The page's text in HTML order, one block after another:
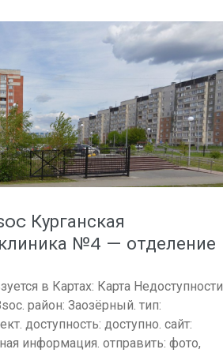
Курганская
№4 — отделение
в Картах: Карта Недоступности
район: Заозёрный. тип:
доступность: доступно. сайт:
информация. отправить: фото,